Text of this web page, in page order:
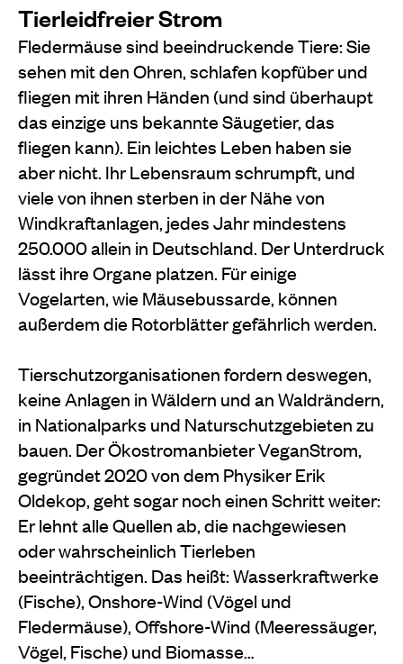
Tierleidfreier Strom
Fledermäuse sind beeindruckende Tiere: Sie
sehen mit den Ohren, schlafen kopfüber und
fliegen mit ihren Händen (und sind überhaupt
das einzige uns bekannte Säugetier, das
fliegen kann). Ein leichtes Leben haben sie
aber nicht. Ihr Lebensraum schrumpft, und
viele von ihnen sterben in der Nähe von
Windkraftanlagen, jedes Jahr mindestens
250.000 allein in Deutschland. Der Unterdruck
lässt ihre Organe platzen. Für einige
Vogelarten, wie Mäusebussarde, können
außerdem die Rotorblätter gefährlich werden.
Tierschutzorganisationen fordern deswegen,
keine Anlagen in Wäldern und an Waldrändern,
in Nationalparks und Naturschutzgebieten zu
bauen. Der Ökostromanbieter VeganStrom,
gegründet 2020 von dem Physiker Erik
Oldekop, geht sogar noch einen Schritt weiter:
Er lehnt alle Quellen ab, die nachgewiesen
oder wahrscheinlich Tierleben
beeinträchtigen. Das heißt: Wasserkraftwerke
(Fische), Onshore-Wind (Vögel und
Fledermäuse), Offshore-Wind (Meeressäuger,
Vögel, Fische) und Biomasse…